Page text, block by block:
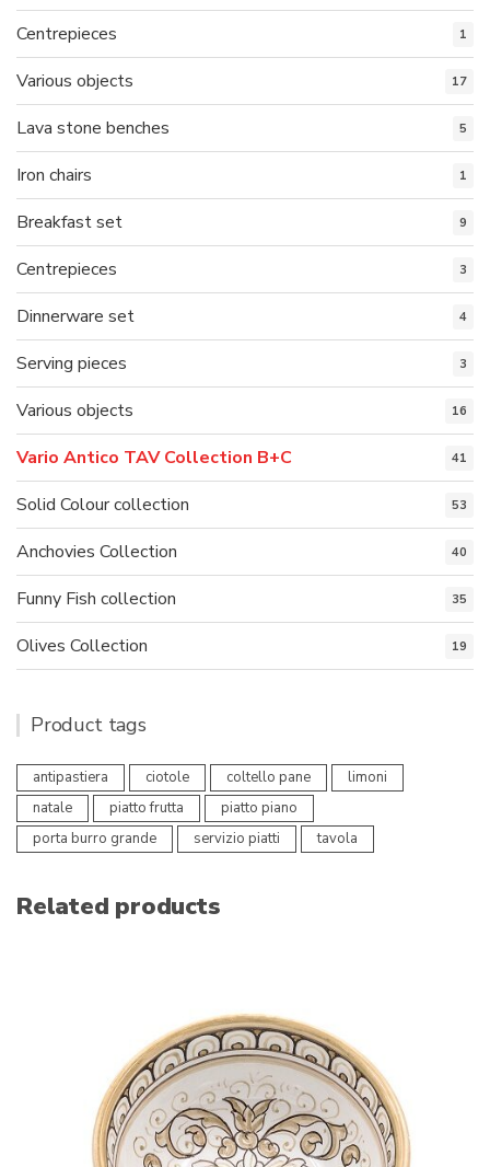
Centrepieces 1
Various objects 17
Lava stone benches 5
Iron chairs 1
Breakfast set 9
Centrepieces 3
Dinnerware set 4
Serving pieces 3
Various objects 16
Vario Antico TAV Collection B+C 41
Solid Colour collection 53
Anchovies Collection 40
Funny Fish collection 35
Olives Collection 19
Product tags
antipastiera ciotole coltello pane
limoni
natale
piatto frutta
piatto piano
porta burro grande
servizio piatti tavola
Related products